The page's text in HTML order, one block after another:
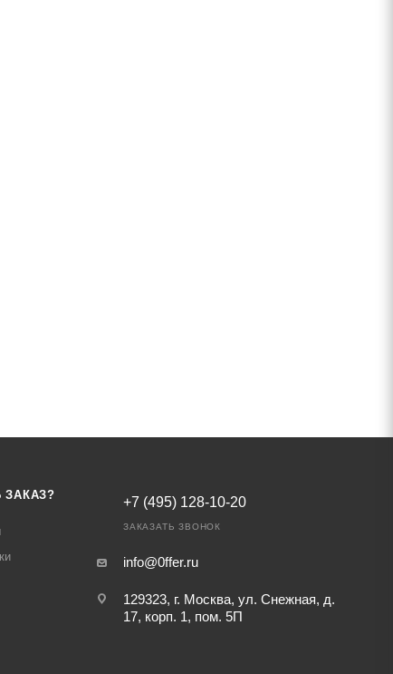
ЗАКАЗ? +7 (495) 128-10-20
ЗАКАЗАТЬ ЗВОНОК
info@0ffer.ru
129323, г. Москва, ул. Снежная, д.
17, корп. 1, пом. 5П